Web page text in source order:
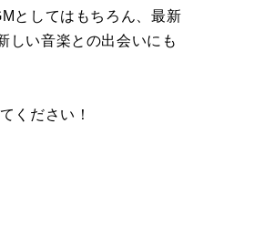
としてはもちろん、最新
しい音楽との出会いにも
ください！